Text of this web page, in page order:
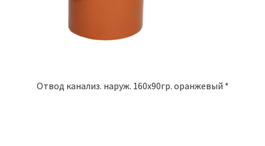
Отвод канализ. наруж. 160х90гр. оранжевый *